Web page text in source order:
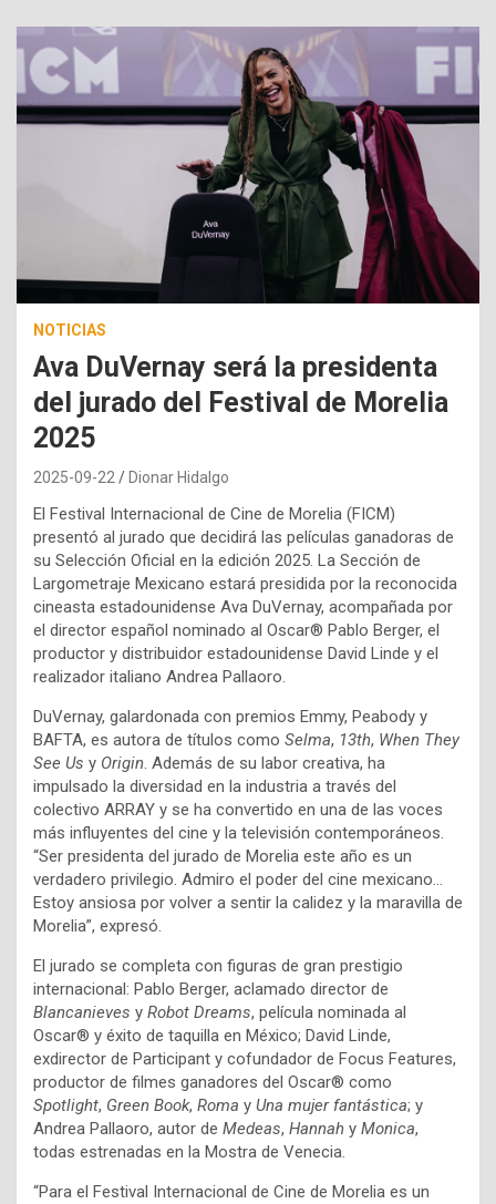
NOTICIAS
Ava DuVernay será la presidenta
del jurado del Festival de Morelia
2025
2025-09-22 Dionar Hidalgo
El Festival Internacional de Cine de Morelia (FICM)
presentó al jurado que decidirá las películas ganadoras de
su Selección Oficial en la edición 2025. La Sección de
Largometraje Mexicano estará presidida por la reconocida
cineasta estadounidense Ava DuVernay, acompañada por
el director español nominado al Oscar® Pablo Berger, el
productor y distribuidor estadounidense David Linde y el
realizador italiano Andrea Pallaoro.
DuVernay, galardonada con premios Emmy, Peabody y
BAFTA, es autora de títulos como Selma, 13th, When They
See Us y Origin. Además de su labor creativa, ha
impulsado la diversidad en la industria a través del
colectivo ARRAY y se ha convertido en una de las voces
más influyentes del cine y la televisión contemporáneos.
“Ser presidenta del jurado de Morelia este año es un
verdadero privilegio. Admiro el poder del cine mexicano…
Estoy ansiosa por volver a sentir la calidez y la maravilla de
Morelia”, expresó.
El jurado se completa con figuras de gran prestigio
internacional: Pablo Berger, aclamado director de
Blancanieves y Robot Dreams, película nominada al
Oscar® y éxito de taquilla en México; David Linde,
exdirector de Participant y cofundador de Focus Features,
productor de filmes ganadores del Oscar® como
Spotlight, Green Book, Roma y Una mujer fantástica; y
Andrea Pallaoro, autor de Medeas, Hannah y Monica,
todas estrenadas en la Mostra de Venecia.
“Para el Festival Internacional de Cine de Morelia es un